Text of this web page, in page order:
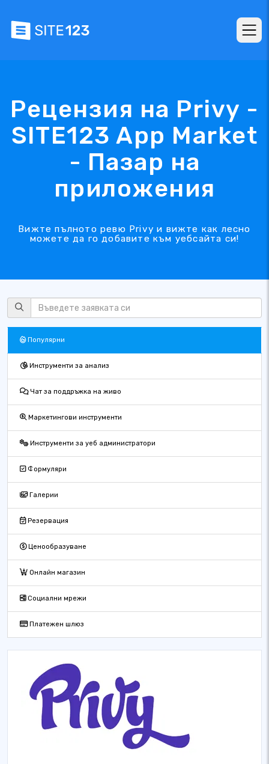
Рецензия на Privy -
SITE123 App Market
- Пазар на
приложения
Вижте пълното ревю Privy и вижте как лесно
можете да го добавите към уебсайта си!
Популярни
Инструменти за анализ
Чат за поддръжка на живо
Маркетингови инструменти
Инструменти за уеб администратори
Формуляри
Галерии
Резервация
Ценообразуване
Онлайн магазин
Социални мрежи
Платежен шлюз